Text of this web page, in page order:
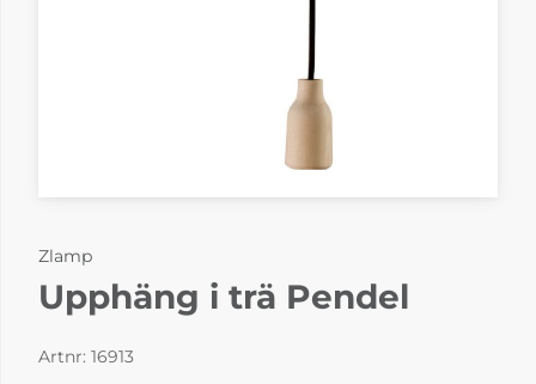
Zlamp
Upphäng i trä Pendel
Artnr: 16913